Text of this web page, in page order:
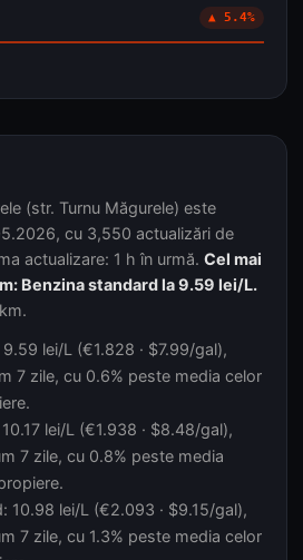
▲ 5.4%
(str. Turnu Măgurele) este
cu 3,550 actualizări de
actualizare: 1 h în urmă. Cel mai
Benzina standard la 9.59 lei/L.
lei/L (€1.828 · $7.99/gal),
7 zile, cu 0.6% peste media celor
lei/L (€1.938 · $8.48/gal),
7 zile, cu 0.8% peste media
10.98 lei/L (€2.093 · $9.15/gal),
7 zile, cu 1.3% peste media celor